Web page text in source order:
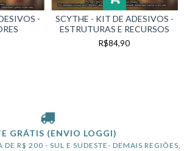
-
SCYTHE - KIT DE ADESIVOS -
ESTRUTURAS E RECURSOS
R$84,90
GRÁTIS (ENVIO LOGGI)
DE R$ 200 - SUL E SUDESTE- DEMAIS REGIÕES,